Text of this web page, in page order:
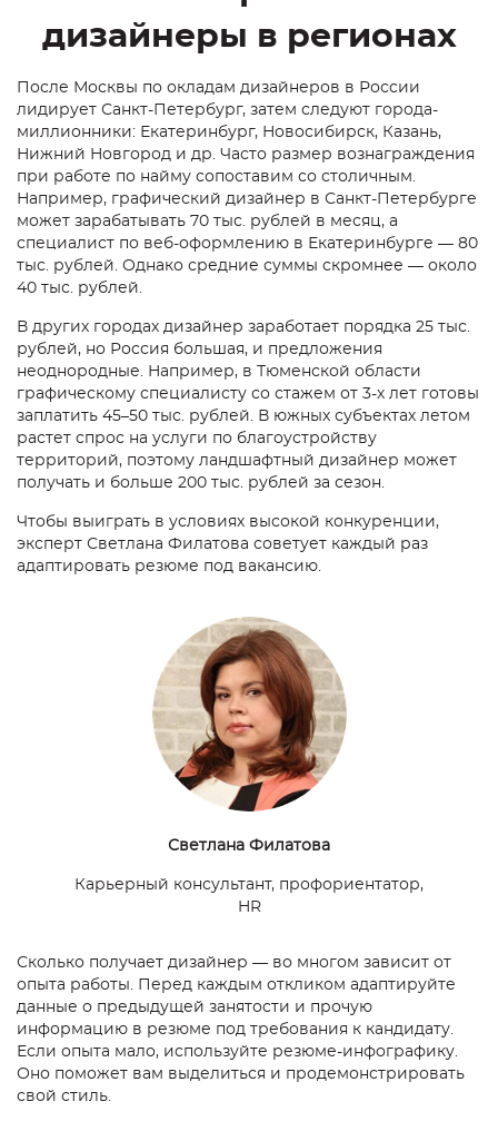
дизайнеры в регионах
После Москвы по окладам дизайнеров в России
лидирует Санкт-Петербург, затем следуют города-
миллионники: Екатеринбург, Новосибирск, Казань,
Нижний Новгород и др. Часто размер вознаграждения
при работе по найму сопоставим со столичным.
Например, графический дизайнер в Санкт-Петербурге
может зарабатывать 70 тыс. рублей в месяц, а
специалист по веб-оформлению в Екатеринбурге — 80
тыс. рублей. Однако средние суммы скромнее — около
40 тыс. рублей.
В других городах дизайнер заработает порядка 25 тыс.
рублей, но Россия большая, и предложения
неоднородные. Например, в Тюменской области
графическому специалисту со стажем от 3-х лет готовы
заплатить 45–50 тыс. рублей. В южных субъектах летом
растет спрос на услуги по благоустройству
территорий, поэтому ландшафтный дизайнер может
получать и больше 200 тыс. рублей за сезон.
Чтобы выиграть в условиях высокой конкуренции,
эксперт Светлана Филатова советует каждый раз
адаптировать резюме под вакансию.
Светлана Филатова
Карьерный консультант, профориентатор,
HR
Сколько получает дизайнер — во многом зависит от
опыта работы. Перед каждым откликом адаптируйте
данные о предыдущей занятости и прочую
информацию в резюме под требования к кандидату.
Если опыта мало, используйте резюме-инфографику.
Оно поможет вам выделиться и продемонстрировать
свой стиль.